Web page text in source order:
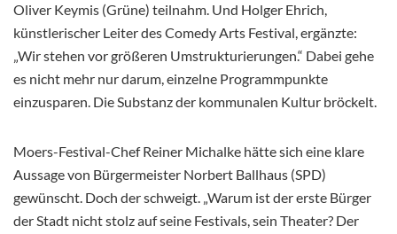
Oliver Keymis (Grüne) teilnahm. Und Holger Ehrich,
künstlerischer Leiter des Comedy Arts Festival, ergänzte:
„Wir stehen vor größeren Umstrukturierungen.“ Dabei gehe
es nicht mehr nur darum, einzelne Programmpunkte
einzusparen. Die Substanz der kommunalen Kultur bröckelt.
Moers-Festival-Chef Reiner Michalke hätte sich eine klare
Aussage von Bürgermeister Norbert Ballhaus (SPD)
gewünscht. Doch der schweigt. „Warum ist der erste Bürger
der Stadt nicht stolz auf seine Festivals, sein Theater? Der